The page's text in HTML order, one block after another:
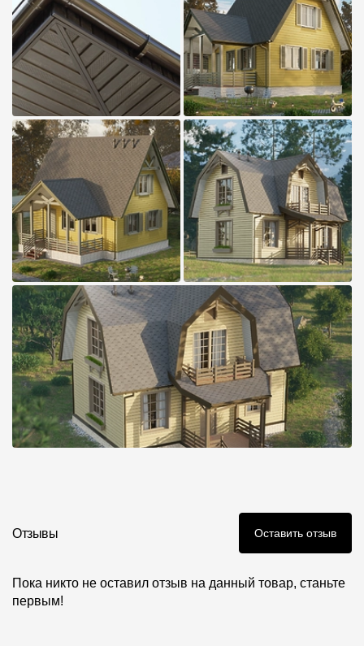
Отзывы Оставить отзыв
Пока никто не оставил отзыв на данный товар, станьте
первым!